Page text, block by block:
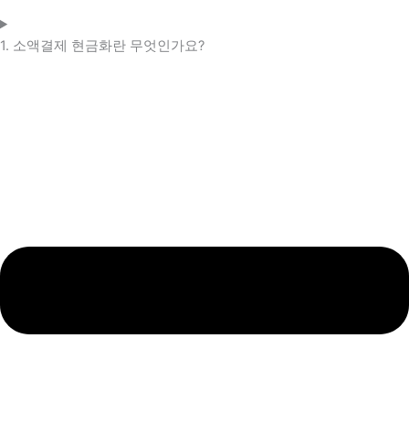
1. 소액결제 현금화란 무엇인가요?